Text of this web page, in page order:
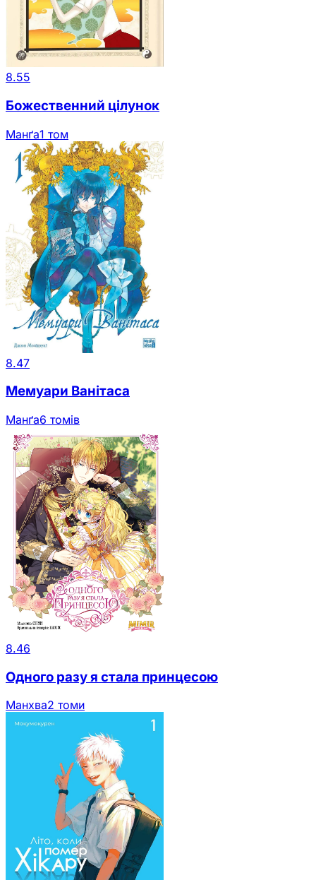
8.55
Божественний цілунок
Манґа1 том
8.47
Мемуари Ванітаса
Манґа6 томів
8.46
Одного разу я стала принцесою
Манхва2 томи